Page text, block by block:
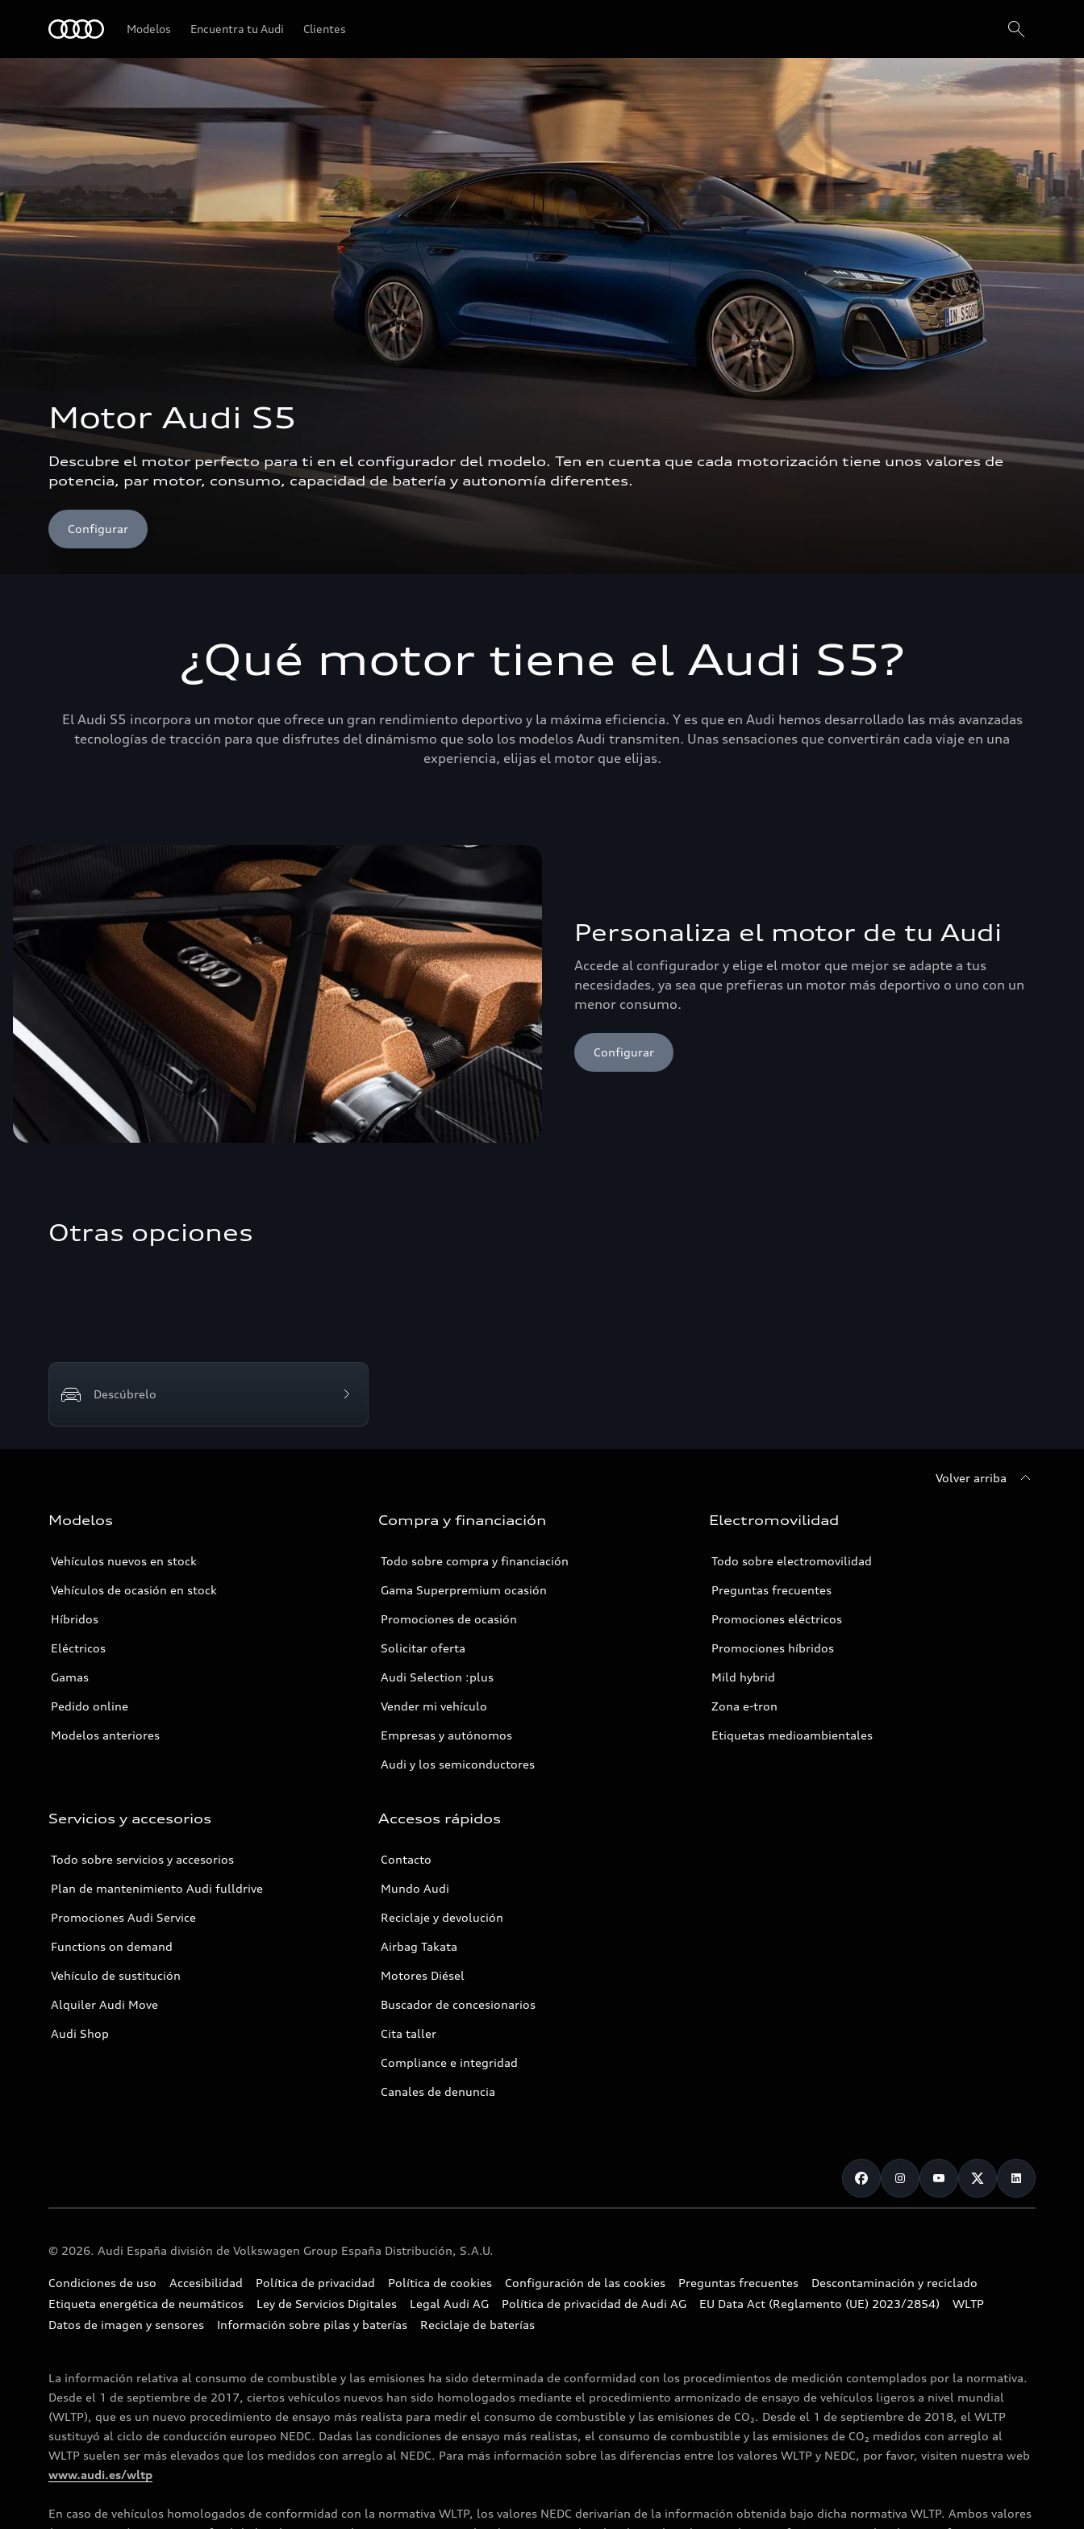
Modelos Encuentra tu Audi Clientes
Motor Audi S5
Descubre el motor perfecto para ti en el configurador del modelo. Ten en cuenta que cada motorización tiene unos valores de
potencia, par motor, consumo, capacidad de batería y autonomía diferentes.
Configurar
¿Qué motor tiene el Audi S5?
El Audi S5 incorpora un motor que ofrece un gran rendimiento deportivo y la máxima eficiencia. Y es que en Audi hemos desarrollado las más avanzadas
tecnologías de tracción para que disfrutes del dinámismo que solo los modelos Audi transmiten. Unas sensaciones que convertirán cada viaje en una
experiencia, elijas el motor que elijas.
Personaliza el motor de tu Audi
Accede al configurador y elige el motor que mejor se adapte a tus
necesidades, ya sea que prefieras un motor más deportivo o uno con un
menor consumo.
Configurar
Otras opciones
Descúbrelo
Volver arriba
Modelos
Vehículos nuevos en stock
Vehículos de ocasión en stock
Híbridos
Eléctricos
Gamas
Pedido online
Modelos anteriores
Compra y financiación
Todo sobre compra y financiación
Gama Superpremium ocasión
Promociones de ocasión
Solicitar oferta
Audi Selection :plus
Vender mi vehículo
Empresas y autónomos
Audi y los semiconductores
Electromovilidad
Todo sobre electromovilidad
Preguntas frecuentes
Promociones eléctricos
Promociones híbridos
Mild hybrid
Zona e-tron
Etiquetas medioambientales
Servicios y accesorios
Todo sobre servicios y accesorios
Plan de mantenimiento Audi fulldrive
Promociones Audi Service
Functions on demand
Vehículo de sustitución
Alquiler Audi Move
Audi Shop
Accesos rápidos
Contacto
Mundo Audi
Reciclaje y devolución
Airbag Takata
Motores Diésel
Buscador de concesionarios
Cita taller
Compliance e integridad
Canales de denuncia
© 2026. Audi España división de Volkswagen Group España Distribución, S.A.U.
Condiciones de uso Accesibilidad Política de privacidad Política de cookies Configuración de las cookies Preguntas frecuentes
Descontaminación y reciclado
Etiqueta energética de neumáticos
Ley de Servicios Digitales Legal Audi AG Política de privacidad de Audi AG EU Data Act (Reglamento (UE) 2023/2854)
WLTP
Datos de imagen y sensores
Información sobre pilas y baterías Reciclaje de baterías
La información relativa al consumo de combustible y las emisiones ha sido determinada de conformidad con los procedimientos de medición contemplados por la normativa.
Desde el 1 de septiembre de 2017, ciertos vehículos nuevos han sido homologados mediante el procedimiento armonizado de ensayo de vehículos ligeros a nivel mundial
(WLTP), que es un nuevo procedimiento de ensayo más realista para medir el consumo de combustible y las emisiones de CO₂. Desde el 1 de septiembre de 2018, el WLTP
sustituyó al ciclo de conducción europeo NEDC. Dadas las condiciones de ensayo más realistas, el consumo de combustible y las emisiones de CO₂ medidos con arreglo al
WLTP suelen ser más elevados que los medidos con arreglo al NEDC. Para más información sobre las diferencias entre los valores WLTP y NEDC, por favor, visiten nuestra web
www.audi.es/wltp
En caso de vehículos homologados de conformidad con la normativa WLTP, los valores NEDC derivarían de la información obtenida bajo dicha normativa WLTP. Ambos valores